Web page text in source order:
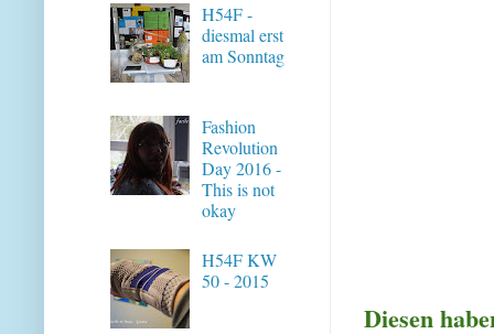
Diesen
H54F -
diesmal erst
am Sonntag
Fashion
Revolution
Day 2016 -
This is not
okay
H54F KW
50 - 2015